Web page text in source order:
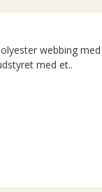
webbing
med et..